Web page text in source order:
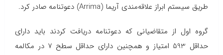
طریق سیستم ابراز علاقه‌مندی آریما (Arrima) دعوتنامه صادر کرد.
گروه اول از متقاضیانی که دعوتنامه دریافت کردند باید دارای
حداقل 593 امتیاز و همچنین دارای حداقل سطح ۷ در مکالمه